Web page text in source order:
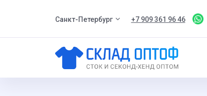
Санкт-Петербург +7 909 361 96 46